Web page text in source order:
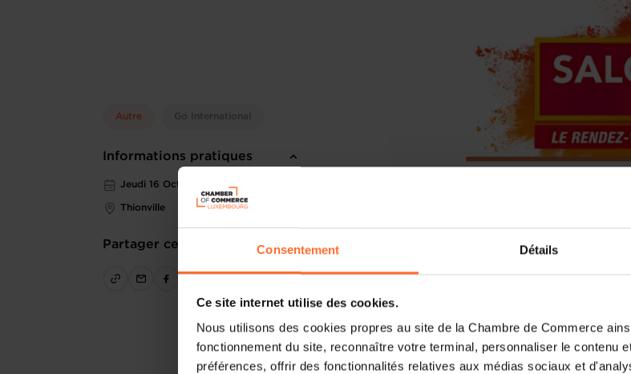
Consentement Détails
Ce site internet utilise des cookies.
Nous utilisons des cookies propres au site de la Chambre de Commerce
fonctionnement du site, reconnaître votre terminal, personnaliser le contenu
préférences, offrir des fonctionnalités relatives aux médias sociaux et
Autre Go International
Informations pratiques
Jeudi 16 Oct 2025
Thionville
Partager cet article
Nous avons le plaisir
l’Envers​, qui se tiendra à